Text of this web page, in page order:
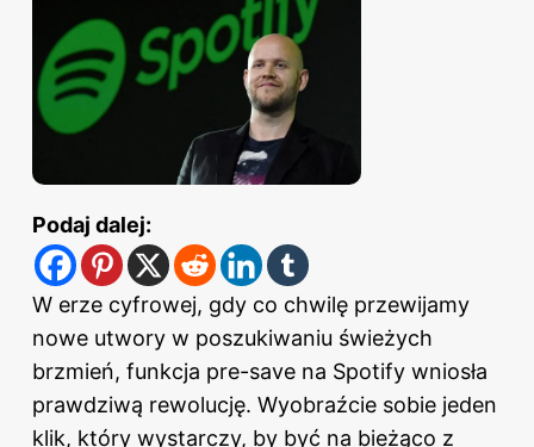
Podaj dalej:
W erze cyfrowej, gdy co chwilę przewijamy
nowe utwory w poszukiwaniu świeżych
brzmień, funkcja pre-save na Spotify wniosła
prawdziwą rewolucję. Wyobraźcie sobie jeden
klik, który wystarczy, by być na bieżąco z